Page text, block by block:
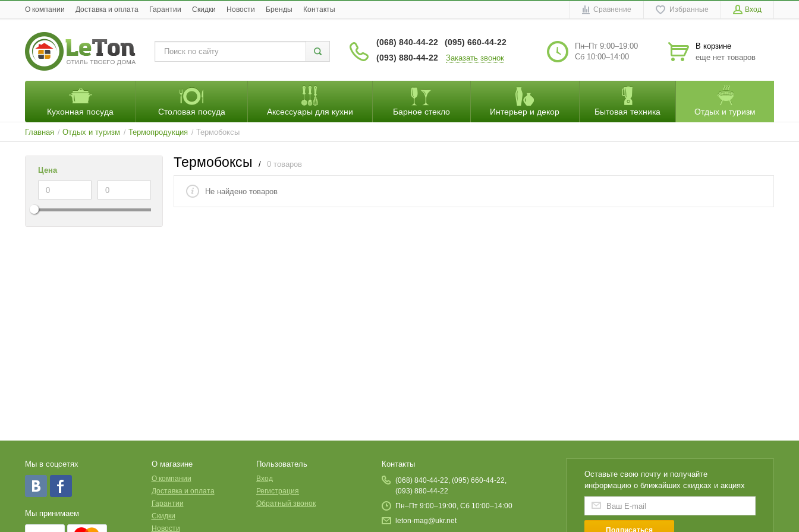
O компании Доставка и оплата Гарантии Скидки Новости Бренды Контакты Сравнение Избранные Вход
(068) 840-44-22
(095) 660-44-22
(093) 880-44-22
Заказать звонок
Пн–Пт 9:00–19:00
Сб 10:00–14:00
В корзине
еще нет товаров
Кухонная посуда Столовая посуда Аксессуары для кухни Барное стекло Интерьер и декор Бытовая техника Отдых и туризм
Главная / Отдых и туризм / Термопродукция / Термобоксы
Цена
Термобоксы / 0 товаров
Не найдено товаров
Мы в соцсетях
Мы принимаем
О магазине
O компании
Доставка и оплата
Гарантии
Скидки
Новости
Пользователь
Вход
Регистрация
Обратный звонок
Контакты
(068) 840-44-22, (095) 660-44-22,
(093) 880-44-22
Пн–Пт 9:00–19:00, Сб 10:00–14:00
leton-mag@ukr.net
Оставьте свою почту и получайте
информацию о ближайших скидках и акциях
Подписаться